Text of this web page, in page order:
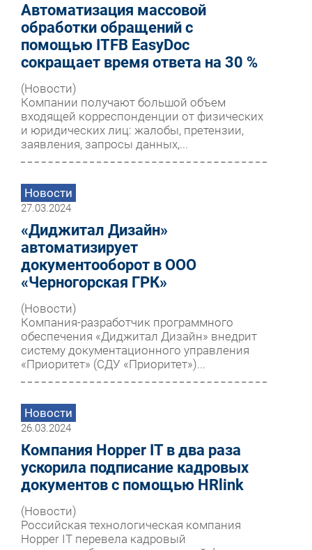
Автоматизация массовой
обработки обращений с
помощью ITFB EasyDoc
сокращает время ответа на 30 %
(Новости)
Компании получают большой объем
входящей корреспонденции от физических
и юридических лиц: жалобы, претензии,
заявления, запросы данных,...
Новости
27.03.2024
«Диджитал Дизайн»
автоматизирует
документооборот в ООО
«Черногорская ГРК»
(Новости)
Компания-разработчик программного
обеспечения «Диджитал Дизайн» внедрит
систему документационного управления
«Приоритет» (СДУ «Приоритет»)...
Новости
26.03.2024
Компания Hopper IT в два раза
ускорила подписание кадровых
документов с помощью HRlink
(Новости)
Российская технологическая компания
Hopper IT перевела кадровый